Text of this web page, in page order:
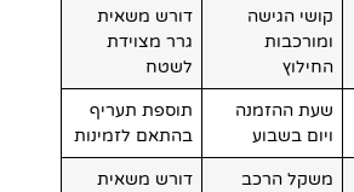
קושי הגישה
ומורכבות
החילוץ
דורש משאית
גרר מצוידת
לשטח
שעת ההזמנה
ויום בשבוע
תוספת תעריף
בהתאם לזמינות
משקל הרכב
דורש משאית